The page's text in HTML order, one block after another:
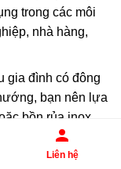
trong các môi
nhà hàng,
gia đình có đông
bạn nên lựa
bồn rủa inox
hoặc không
lựa chọn bồn rửa
Liên hệ